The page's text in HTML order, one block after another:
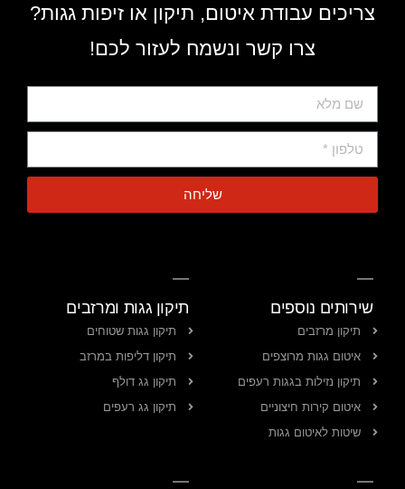
צריכים עבודת איטום, תיקון או זיפות גגות?
צרו קשר ונשמח לעזור לכם!
שליחה
שירותים נוספים
תיקון מרזבים
איטום גגות מרוצפים
תיקון נזילות בגגות רעפים
איטום קירות חיצוניים
שיטות לאיטום גגות
תיקון גגות ומרזבים
תיקון גגות שטוחים
תיקון דליפות במרזב
תיקון גג דולף
תיקון גג רעפים